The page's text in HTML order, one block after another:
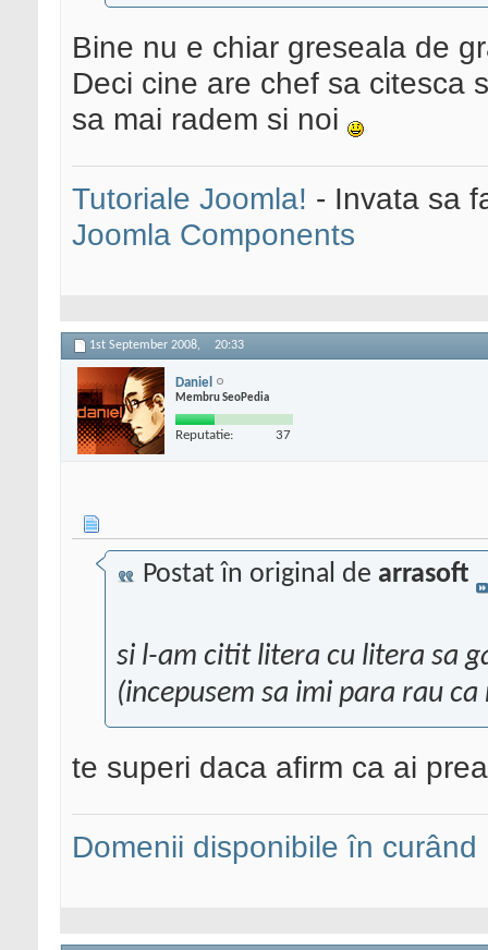
Bine nu e chiar greseala de
Deci cine are chef sa citesca
sa mai radem si noi
Tutoriale Joomla! - Invata sa
Joomla Components
1st September 2008, 20:33
Daniel
Membru SeoPedia
Reputatie: 37
Postat în original de arrasoft
si l-am citit litera cu litera sa
(incepusem sa imi para rau ca
te superi daca afirm ca ai
Domenii disponibile în curând